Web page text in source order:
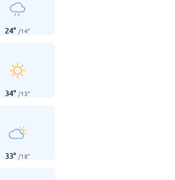
24° /14°
34° /13°
33° /18°